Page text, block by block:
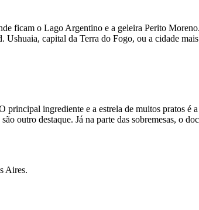
ficam o Lago Argentino e a geleira Perito
Ushuaia, capital da Terra do Fogo, ou a cidade
ingrediente e a estrela de muitos pratos é
outro destaque. Já na parte das sobremesas, o
Aires.